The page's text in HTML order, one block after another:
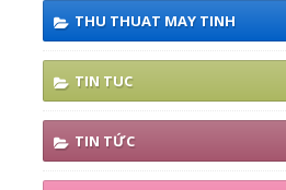
THU THUAT MAY TINH
TIN TUC
TIN TỨC